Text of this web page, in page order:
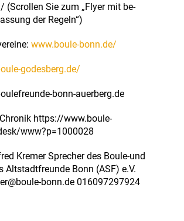
(Scrollen Sie zum „Flyer mit be­
der Regeln“)
www.boule-bonn.de/
godesberg.de/
bonn-auerberg.de
https://www.boule-
www?p=1000028
Kremer Sprecher des Boule-und
Altstadtfreunde Bonn (ASF) e.V.
bonn.de 016097297924